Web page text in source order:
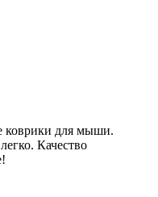
коврики для мыши.
Качество